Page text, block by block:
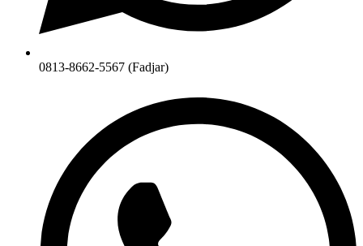
0813-8662-5567 (Fadjar)